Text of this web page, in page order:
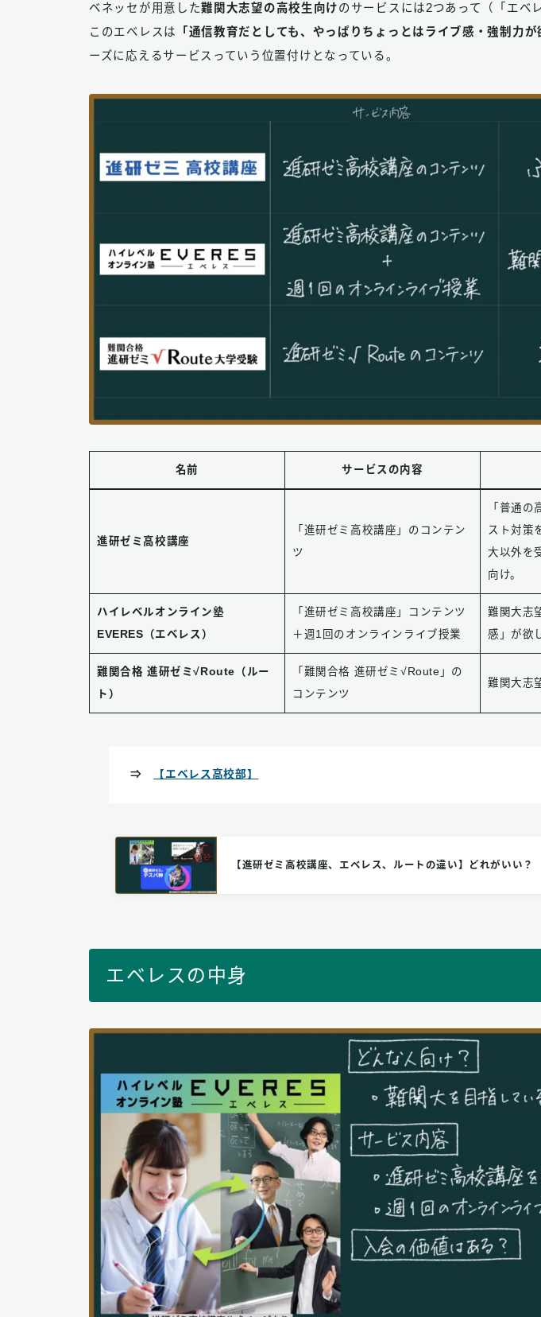
ベネッセが用意した難関大志望の高校生向けのサービスには2つあって（「エベ
このエベレスは
「通信教育だとしても、やっぱりちょっとはライブ感・強制力が
ーズに応えるサービスっていう位置付けとなっている。
名前 サービスの内容
進研ゼミ高校講座
「進研ゼミ高校講座」のコンテン
ツ
「普通の
スト対策
大以外を
向け。
ハイレベルオンライン塾
EVERES（エベレス）
「進研ゼミ高校講座」コンテンツ
＋週1回のオンラインライブ授業
難関大志
感」が欲
難関合格 進研ゼミ√Route（ルー
ト）
「難関合格 進研ゼミ√Route」の
コンテンツ
難関大志
⇒ 【エベレス高校部】
【進研ゼミ高校講座、エベレス、ルートの違い】どれがいい？
エベレスの中身